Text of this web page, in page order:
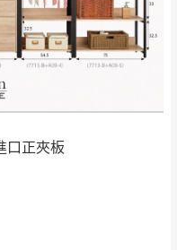
口正夾板
運費
屋、獅潭鄉
天
以電話聯絡確認
公休無送貨｜
)、(日)兩天收送貨
票，發票將於商品
另外約加上2~7個
將順延寄送。
日起七日內通知本
您更換新品，運費
及換貨之商品必須
床墊、床包、枕頭
保持商品、附件、